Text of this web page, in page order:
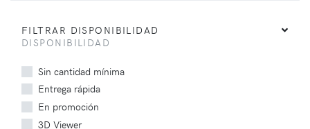
FILTRAR DISPONIBILIDAD
DISPONIBILIDAD
Sin cantidad mínima
Entrega rápida
En promoción
3D Viewer